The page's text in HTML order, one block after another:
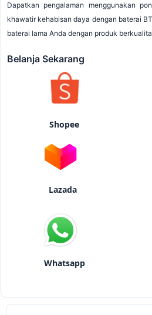
Dapatkan pengalaman menggunakan
khawatir kehabisan daya dengan baterai
baterai lama Anda dengan produk
Belanja Sekarang
Shopee
Lazada
Whatsapp